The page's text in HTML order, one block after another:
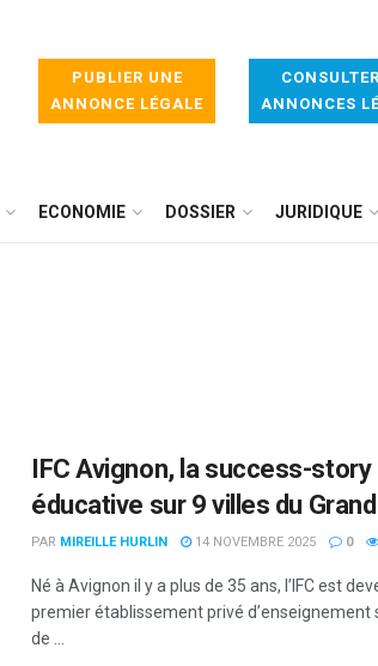
PUBLIER UNE
ANNONCE LÉGALE
ANNONCES
ECONOMIE DOSSIER JURIDIQUE
IFC Avignon, la success-story
éducative sur 9 villes du Grand
PAR MIREILLE HURLIN 14 NOVEMBRE 2025 0
Né à Avignon il y a plus de 35 ans, l’IFC est
premier établissement privé d’enseignement
de ...